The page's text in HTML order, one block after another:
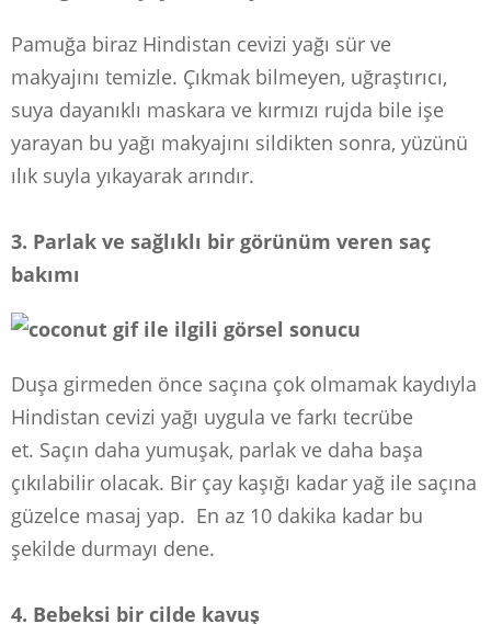
Pamuğa biraz Hindistan cevizi yağı sür ve
makyajını temizle. Çıkmak bilmeyen, uğraştırıcı,
suya dayanıklı maskara ve kırmızı rujda bile işe
yarayan bu yağı makyajını sildikten sonra, yüzünü
ılık suyla yıkayarak arındır.
3. Parlak ve sağlıklı bir görünüm veren saç
bakımı
Duşa girmeden önce saçına çok olmamak kaydıyla
Hindistan cevizi yağı uygula ve farkı tecrübe
et. Saçın daha yumuşak, parlak ve daha başa
çıkılabilir olacak. Bir çay kaşığı kadar yağ ile saçına
güzelce masaj yap. En az 10 dakika kadar bu
şekilde durmayı dene.
4. Bebeksi bir cilde kavuş